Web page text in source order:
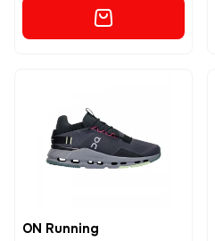
ON Running